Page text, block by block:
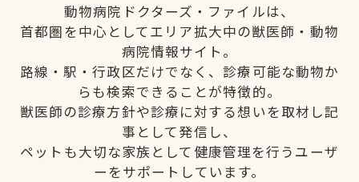
動物病院ドクターズ・ファイルは、
首都圏を中心としてエリア拡大中の獣医師・動物
病院情報サイト。
路線・駅・行政区だけでなく、診療可能な動物か
らも検索できることが特徴的。
獣医師の診療方針や診療に対する想いを取材し記
事として発信し、
ペットも大切な家族として健康管理を行うユーザ
ーをサポートしています。